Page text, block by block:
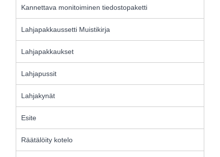
Kannettava monitoiminen tiedostopaketti
Lahjapakkaussetti Muistikirja
Lahjapakkaukset
Lahjapussit
Lahjakynät
Esite
Räätälöity kotelo